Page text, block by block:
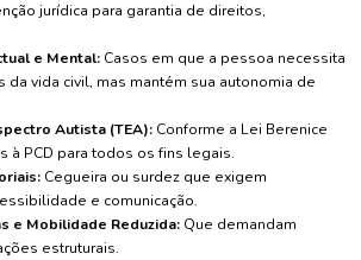
jurídica para garantia de direitos,
e Mental:Casos em que a pessoa necessita
da vida civil, mas mantém sua autonomia de
Autista (TEA):Conforme a Lei Berenice
à PCD para todos os fins legais.
Cegueira ou surdez que exigem
e comunicação.
e Mobilidade Reduzida:Que demandam
estruturais.